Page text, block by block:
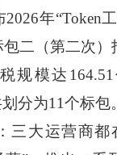
年“Token
二（第二次）
规模达
分为11个标包。
大运营商都